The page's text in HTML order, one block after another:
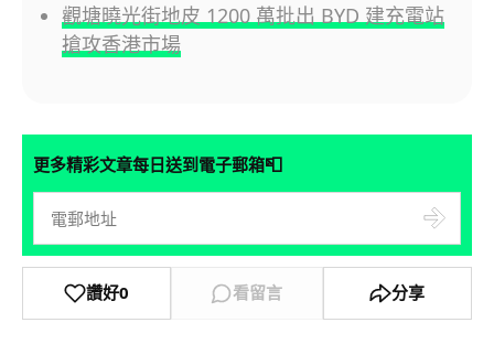
觀塘曉光街地皮 1200 萬批出 BYD 建充電站
搶攻香港市場
更多精彩文章每日送到電子郵箱📮
讚好0 看留言 分享